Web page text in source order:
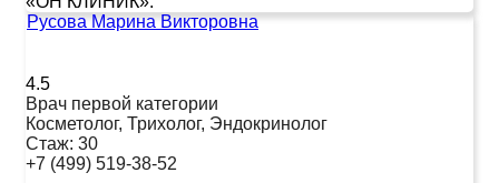
Русова Марина Викторовна
4.5
Врач первой категории
Косметолог, Трихолог, Эндокринолог
Стаж: 30
+7 (499) 519-38-52